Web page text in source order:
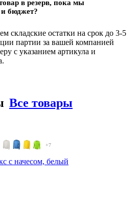
в резерв, пока мы
бюджет?
складские остатки на срок до 3-5
партии за вашей компанией
с указанием артикула и
Все товары
+7
с начесом, белый